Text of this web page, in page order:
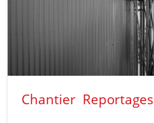
Chantier Reportages